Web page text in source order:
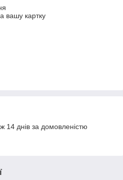
вашу картку
14 днів за домовленістю